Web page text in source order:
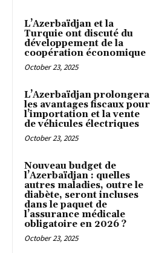
L’Azerbaïdjan et la
Turquie ont discuté du
développement de la
coopération économique
October 23, 2025
L’Azerbaïdjan prolongera
les avantages fiscaux pour
l’importation et la vente
de véhicules électriques
October 23, 2025
Nouveau budget de
l’Azerbaïdjan : quelles
autres maladies, outre le
diabète, seront incluses
dans le paquet de
l’assurance médicale
obligatoire en 2026 ?
October 23, 2025